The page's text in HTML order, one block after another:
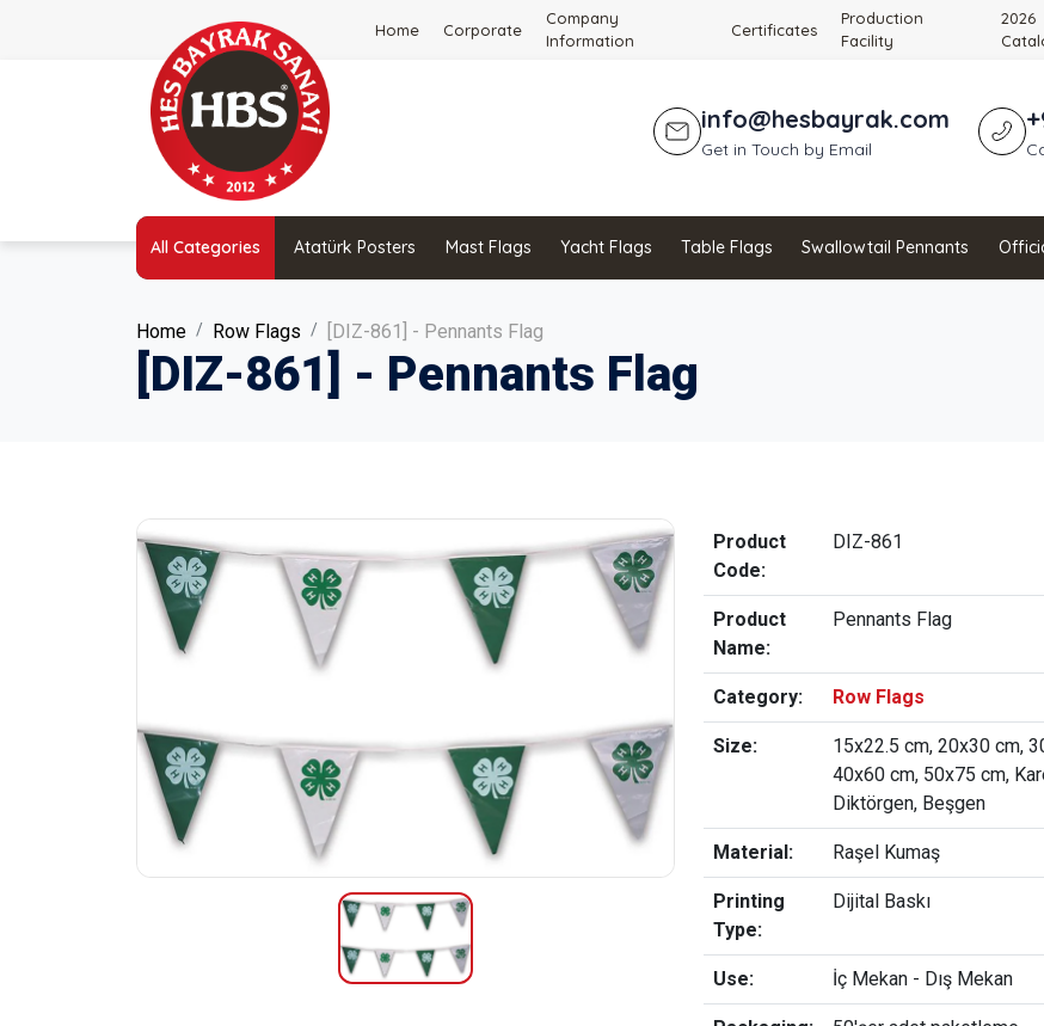
Home Corporate
Company
Information
Certificates
Production
Facility
2026
info@hesbayrak.com
Get in Touch by Email
All Categories Atatürk Posters Mast Flags Yacht Flags Table Flags Swallowtail Pennants
Home Row Flags [DIZ-861] - Pennants Flag
[DIZ-861] - Pennants Flag
Product
Code:
DIZ-861
Product
Name:
Pennants Flag
Category: Row Flags
Size:
15x22.5 cm, 20x30 cm,
40x60 cm, 50x75 cm,
Diktörgen, Beşgen
Material: Raşel Kumaş
Printing
Type:
Dijital Baskı
Use: İç Mekan - Dış Mekan